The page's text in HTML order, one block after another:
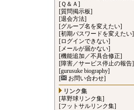
[Ｑ＆Ａ]
[質問掲示板]
[退会方法]
[グループ名を変えたい]
[初期パスワードを変えたい]
[ログインできない]
[メールが届かない]
[機能追加／不具合修正]
[障害／サービス停止の報告]
[gurusuke biography]
[
お問い合わせ]
リンク集
[草野球リンク集]
[フットサルリンク集]